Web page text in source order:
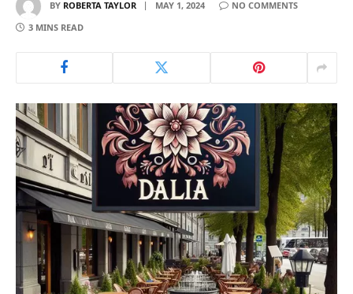
BY ROBERTA TAYLOR MAY 1, 2024
NO COMMENTS
3 MINS READ